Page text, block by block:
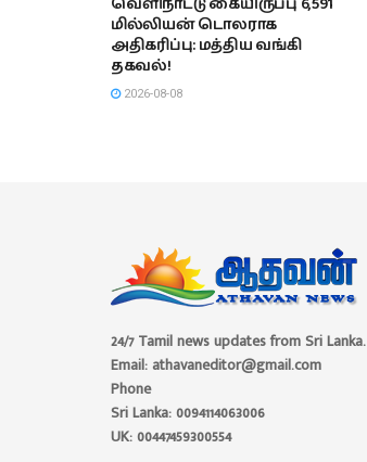
மில்லியன் டொலராக
அதிகரிப்பு: மத்திய வங்கி
தகவல்!
2026-08-08
24/7 Tamil news updates from Sri Lanka.
Email: athavaneditor@gmail.com
Phone
Sri Lanka: 0094114063006
UK: 00447459300554